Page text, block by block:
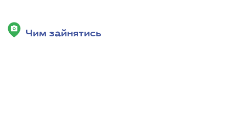
Чим зайнятись